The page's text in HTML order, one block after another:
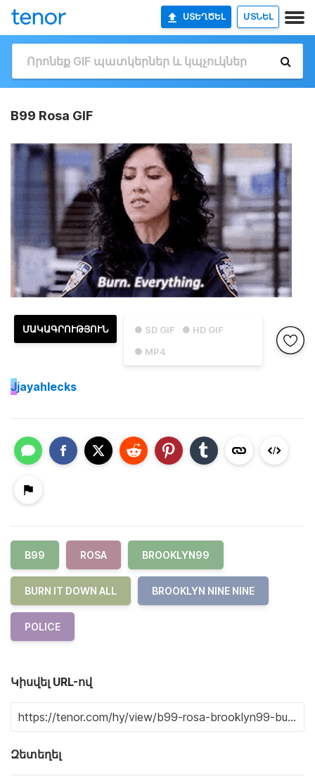
ՍՏԵՂԾԵԼ ՄՏՆԵԼ
B99 Rosa GIF
● SD GIF
● HD GIF
● MP4
ՄԱԿԱԳՐՈՒԹՅՈՒՆ
Jjayahlecks
B99 ROSA BROOKLYN99
BURN IT DOWN ALL BROOKLYN NINE NINE
POLICE
Կիսվել URL-ով
Զետեղել